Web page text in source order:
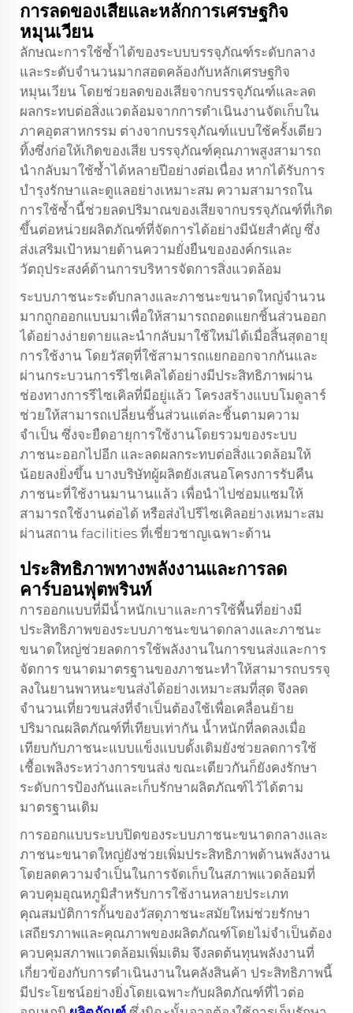
การลดของเสียและหลักการเศรษฐกิจ
หมุนเวียน
ลักษณะการใช้ซ้ำได้ของระบบบรรจุภัณฑ์ระดับกลาง
และระดับจำนวนมากสอดคล้องกับหลักเศรษฐกิจ
หมุนเวียน โดยช่วยลดของเสียจากบรรจุภัณฑ์และลด
ผลกระทบต่อสิ่งแวดล้อมจากการดำเนินงานจัดเก็บใน
ภาคอุตสาหกรรม ต่างจากบรรจุภัณฑ์แบบใช้ครั้งเดียว
ทิ้งซึ่งก่อให้เกิดของเสีย บรรจุภัณฑ์คุณภาพสูงสามารถ
นำกลับมาใช้ซ้ำได้หลายปีอย่างต่อเนื่อง หากได้รับการ
บำรุงรักษาและดูแลอย่างเหมาะสม ความสามารถใน
การใช้ซ้ำนี้ช่วยลดปริมาณของเสียจากบรรจุภัณฑ์ที่เกิด
ขึ้นต่อหน่วยผลิตภัณฑ์ที่จัดการได้อย่างมีนัยสำคัญ ซึ่ง
ส่งเสริมเป้าหมายด้านความยั่งยืนขององค์กรและ
วัตถุประสงค์ด้านการบริหารจัดการสิ่งแวดล้อม
ระบบภาชนะระดับกลางและภาชนะขนาดใหญ่จำนวน
มากถูกออกแบบมาเพื่อให้สามารถถอดแยกชิ้นส่วนออก
ได้อย่างง่ายดายและนำกลับมาใช้ใหม่ได้เมื่อสิ้นสุดอายุ
การใช้งาน โดยวัสดุที่ใช้สามารถแยกออกจากกันและ
ผ่านกระบวนการรีไซเคิลได้อย่างมีประสิทธิภาพผ่าน
ช่องทางการรีไซเคิลที่มีอยู่แล้ว โครงสร้างแบบโมดูลาร์
ช่วยให้สามารถเปลี่ยนชิ้นส่วนแต่ละชิ้นตามความ
จำเป็น ซึ่งจะยืดอายุการใช้งานโดยรวมของระบบ
ภาชนะออกไปอีก และลดผลกระทบต่อสิ่งแวดล้อมให้
น้อยลงยิ่งขึ้น บางบริษัทผู้ผลิตยังเสนอโครงการรับคืน
ภาชนะที่ใช้งานมานานแล้ว เพื่อนำไปซ่อมแซมให้
สามารถใช้งานต่อได้ หรือส่งไปรีไซเคิลอย่างเหมาะสม
ผ่านสถาน facilities ที่เชี่ยวชาญเฉพาะด้าน
ประสิทธิภาพทางพลังงานและการลด
คาร์บอนฟุตพรินท์
การออกแบบที่มีน้ำหนักเบาและการใช้พื้นที่อย่างมี
ประสิทธิภาพของระบบภาชนะขนาดกลางและภาชนะ
ขนาดใหญ่ช่วยลดการใช้พลังงานในการขนส่งและการ
จัดการ ขนาดมาตรฐานของภาชนะทำให้สามารถบรรจุ
ลงในยานพาหนะขนส่งได้อย่างเหมาะสมที่สุด จึงลด
จำนวนเที่ยวขนส่งที่จำเป็นต้องใช้เพื่อเคลื่อนย้าย
ปริมาณผลิตภัณฑ์ที่เทียบเท่ากัน น้ำหนักที่ลดลงเมื่อ
เทียบกับภาชนะแบบแข็งแบบดั้งเดิมยังช่วยลดการใช้
เชื้อเพลิงระหว่างการขนส่ง ขณะเดียวกันก็ยังคงรักษา
ระดับการป้องกันและเก็บรักษาผลิตภัณฑ์ไว้ได้ตาม
มาตรฐานเดิม
การออกแบบระบบปิดของระบบภาชนะขนาดกลางและ
ภาชนะขนาดใหญ่ยังช่วยเพิ่มประสิทธิภาพด้านพลังงาน
โดยลดความจำเป็นในการจัดเก็บในสภาพแวดล้อมที่
ควบคุมอุณหภูมิสำหรับการใช้งานหลายประเภท
คุณสมบัติการกั้นของวัสดุภาชนะสมัยใหม่ช่วยรักษา
เสถียรภาพและคุณภาพของผลิตภัณฑ์โดยไม่จำเป็นต้อง
ควบคุมสภาพแวดล้อมเพิ่มเติม จึงลดต้นทุนพลังงานที่
เกี่ยวข้องกับการดำเนินงานในคลังสินค้า ประสิทธิภาพนี้
มีประโยชน์อย่างยิ่งโดยเฉพาะกับผลิตภัณฑ์ที่ไวต่อ